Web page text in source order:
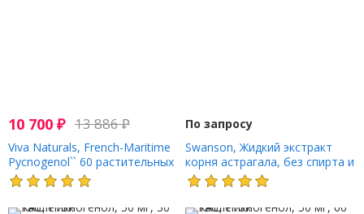
10 700 ₽ 13 886₽
Viva Naturals, French-Maritime
Pycnogenol`` 60 растительных
капсул
По запросу
Swanson, Жидкий экстракт
корня астрагала, без спирта и
сахара, 29,6 мл (1 жидк.
Унция)